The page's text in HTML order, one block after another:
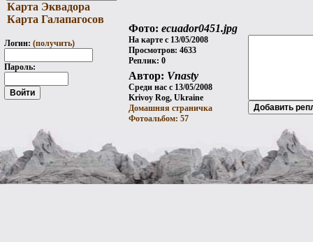
Карта Эквадора
Карта Галапагосов
Логин: (получить)
Пароль:
Фото: ecuador0451.jpg
На карте с 13/05/2008
Просмотров: 4633
Реплик: 0
Автор: Vnasty
Среди нас с 13/05/2008
Krivoy Rog, Ukraine
Домашняя страничка
Фотоальбом: 57